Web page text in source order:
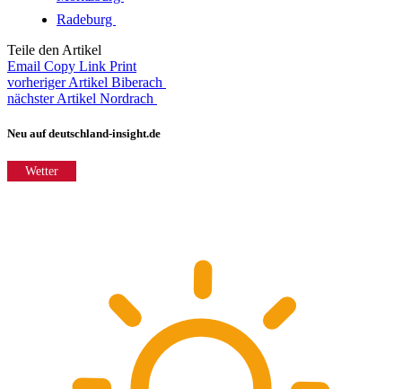
Radeburg
Teile den Artikel
Email Copy Link Print
vorheriger Artikel Biberach
nächster Artikel Nordrach
Neu auf deutschland-insight.de
Wetter